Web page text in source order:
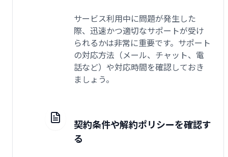
サービス利用中に問題が発生した
際、迅速かつ適切なサポートが受け
られるかは非常に重要です。サポート
の対応方法（メール、チャット、電
話など）や対応時間を確認しておき
ましょう。
契約条件や解約ポリシーを確認す
る